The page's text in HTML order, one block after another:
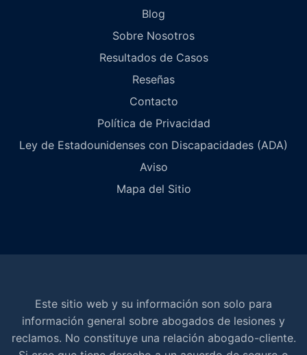
Blog
Sobre Nosotros
Resultados de Casos
Reseñas
Contacto
Política de Privacidad
Ley de Estadounidenses con Discapacidades (ADA)
Aviso
Mapa del Sitio
Este sitio web y su información son solo para
información general sobre abogados de lesiones y
reclamos. No constituye una relación abogado-cliente.